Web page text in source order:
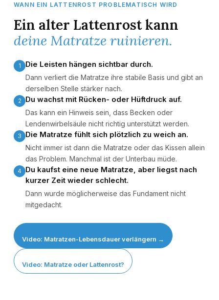
WANN EIN LATTENROST PROBLEMATISCH WIRD
Ein alter Lattenrost kann
deine Matratze ruinieren.
1 Die Leisten hängen sichtbar durch.
Dann verliert die Matratze ihre stabile Basis und gibt an
derselben Stelle stärker nach.
2 Du wachst mit Rücken- oder Hüftdruck auf.
Das kann ein Hinweis sein, dass Becken oder
Lendenwirbelsäule nicht richtig unterstützt werden.
3 Die Matratze fühlt sich plötzlich zu weich an.
Nicht immer ist dann die Matratze oder das Kissen allein
das Problem. Manchmal ist der Unterbau müde.
4 Du kaufst eine neue Matratze, aber liegst nach
kurzer Zeit wieder schlecht.
Dann wurde möglicherweise das Fundament nicht
mitgedacht.
Video: Matratzen-Lebensdauer verlängern →
Video: Matratze oder Lattenrost?